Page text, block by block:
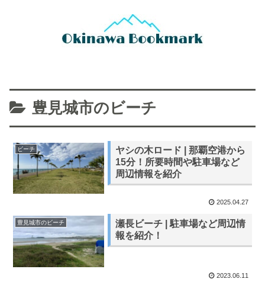
豊見城市のビーチ
ビーチ
ヤシの木ロード | 那覇空港から
15分！所要時間や駐車場など
周辺情報を紹介
2025.04.27
豊見城市のビーチ
瀬長ビーチ | 駐車場など周辺情
報を紹介！
2023.06.11